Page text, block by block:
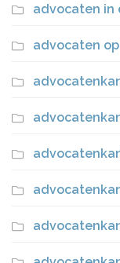
advocaten in
advocaten